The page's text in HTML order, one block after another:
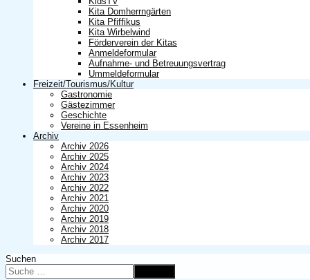
Kita Domherrngärten
Kita Pfiffikus
Kita Wirbelwind
Förderverein der Kitas
Anmeldeformular
Aufnahme- und Betreuungsvertrag
Ummeldeformular
Freizeit/Tourismus/Kultur
Gastronomie
Gästezimmer
Geschichte
Vereine in Essenheim
Archiv
Archiv 2026
Archiv 2025
Archiv 2024
Archiv 2023
Archiv 2022
Archiv 2021
Archiv 2020
Archiv 2019
Archiv 2018
Archiv 2017
Suchen